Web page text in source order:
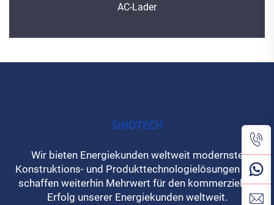
AC-Lader
Wir bieten Energiekunden weltweit modernste
Konstruktions- und Produkttechnologielösungen und
schaffen weiterhin Mehrwert für den kommerziellen
Erfolg unserer Energiekunden weltweit.